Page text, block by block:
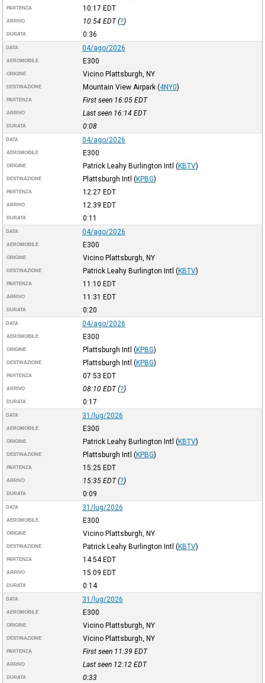
PARTENZA 10:17 EDT
ARRIVO 10:54 EDT(?)
DURATA 0:36
DATA 04/ago/2026
AEROMOBILE E300
ORIGINE Vicino Plattsburgh, NY
DESTINAZIONE Mountain View Airpark (4NY0)
PARTENZA First seen 16:05 EDT
ARRIVO Last seen 16:14 EDT
DURATA 0:08
DATA 04/ago/2026
AEROMOBILE E300
ORIGINE Patrick Leahy Burlington Intl (KBTV)
DESTINAZIONE Plattsburgh Intl (KPBG)
PARTENZA 12:27 EDT
ARRIVO 12:39 EDT
DURATA 0:11
DATA 04/ago/2026
AEROMOBILE E300
ORIGINE Vicino Plattsburgh, NY
DESTINAZIONE Patrick Leahy Burlington Intl (KBTV)
PARTENZA 11:10 EDT
ARRIVO 11:31 EDT
DURATA 0:20
DATA 04/ago/2026
AEROMOBILE E300
ORIGINE Plattsburgh Intl (KPBG)
DESTINAZIONE Plattsburgh Intl (KPBG)
PARTENZA 07:53 EDT
ARRIVO 08:10 EDT(?)
DURATA 0:17
DATA 31/lug/2026
AEROMOBILE E300
ORIGINE Patrick Leahy Burlington Intl (KBTV)
DESTINAZIONE Plattsburgh Intl (KPBG)
PARTENZA 15:25 EDT
ARRIVO 15:35 EDT(?)
DURATA 0:09
DATA 31/lug/2026
AEROMOBILE E300
ORIGINE Vicino Plattsburgh, NY
DESTINAZIONE Patrick Leahy Burlington Intl (KBTV)
PARTENZA 14:54EDT
ARRIVO 15:09 EDT
DURATA 0:14
DATA 31/lug/2026
AEROMOBILE E300
ORIGINE Vicino Plattsburgh, NY
DESTINAZIONE Vicino Plattsburgh, NY
PARTENZA First seen 11:39 EDT
ARRIVO Last seen 12:12 EDT
DURATA 0:33